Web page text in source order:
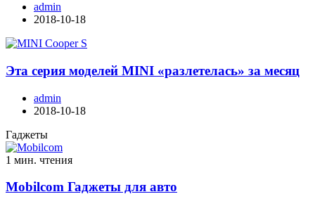
admin
2018-10-18
Эта серия моделей MINI «разлетелась» за месяц
admin
2018-10-18
Гаджеты
1 мин. чтения
Mobilcom Гаджеты для авто